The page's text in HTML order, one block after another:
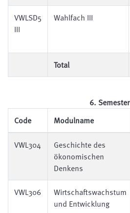
VWLSD5
III
Wahlfach III
Total
6. Semester
Code
Modulname
VWL304
Geschichte des
ökonomischen
Denkens
VWL306
Wirtschaftswachstum
und Entwicklung